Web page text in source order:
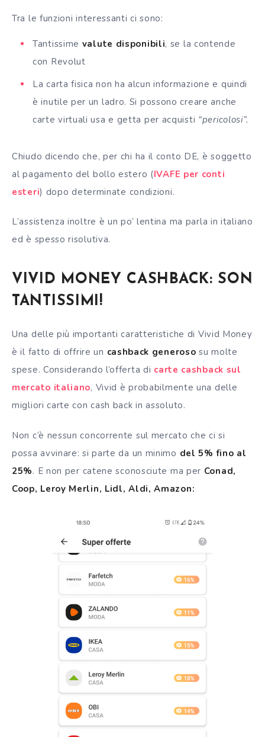
Tra le funzioni interessanti ci sono:
Tantissime valute disponibili, se la contende
con Revolut
La carta fisica non ha alcun informazione e quindi
è inutile per un ladro. Si possono creare anche
carte virtuali usa e getta per acquisti “pericolosi”.
Chiudo dicendo che, per chi ha il conto DE, è soggetto
al pagamento del bollo estero (IVAFE per conti
esteri) dopo determinate condizioni.
L’assistenza inoltre è un po’ lentina ma parla in italiano
ed è spesso risolutiva.
VIVID MONEY CASHBACK: SON
TANTISSIMI!
Una delle più importanti caratteristiche di Vivid Money
è il fatto di offrire un cashback generoso su molte
spese. Considerando l’offerta di carte cashback sul
mercato italiano, Vivid è probabilmente una delle
migliori carte con cash back in assoluto.
Non c’è nessun concorrente sul mercato che ci si
possa avvinare: si parte da un minimo del 5% fino al
25%. E non per catene sconosciute ma per Conad,
Coop, Leroy Merlin, Lidl, Aldi, Amazon: